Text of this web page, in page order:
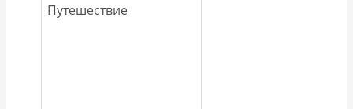
Путешествие